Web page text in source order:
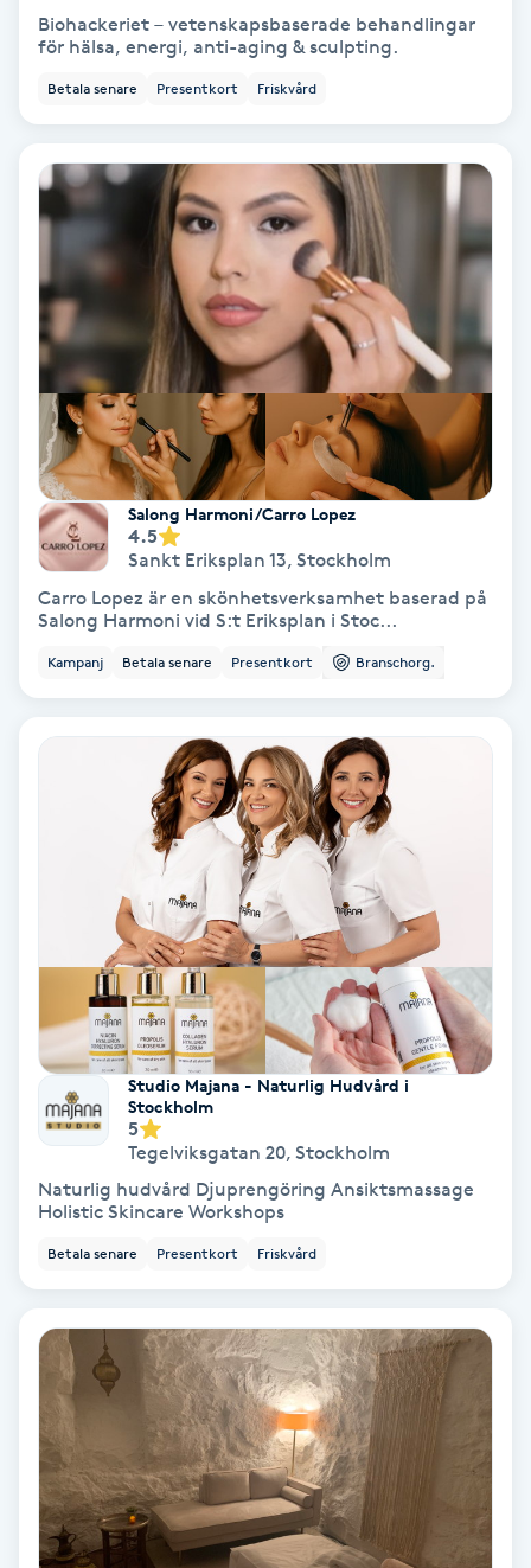
Paraffinbehandling
Pedikyr
Pensionärklippning
Permanent
Permanent hårborttagning
Permanent ögonbrynsmakeup
Personal shopper
Personlig tränare
Picolaser
Pigmentbehandling
Pigmentfläckar
Powder brows
Power Yoga
PRP (Platelet Rich Plasma)
Psoriasis
Radiofrekvens
Rakning
Reflexologi
Biohackeriet – vetenskapsbaserade behandlingar
för hälsa, energi, anti-aging & sculpting.
Betala senare Presentkort Friskvård
Salong Harmoni/Carro Lopez
4.5
Sankt Eriksplan 13, Stockholm
Carro Lopez är en skönhetsverksamhet baserad på
Salong Harmoni vid S:t Eriksplan i Stoc...
Kampanj Betala senare Presentkort Branschorg.
Studio Majana - Naturlig Hudvård i
Stockholm
5
Tegelviksgatan 20, Stockholm
Naturlig hudvård Djuprengöring Ansiktsmassage
Holistic Skincare Workshops
Betala senare Presentkort Friskvård